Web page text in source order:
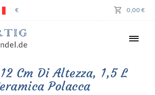
€ 0,00 €
Cm Di Altezza, 1,5 L
Polacca